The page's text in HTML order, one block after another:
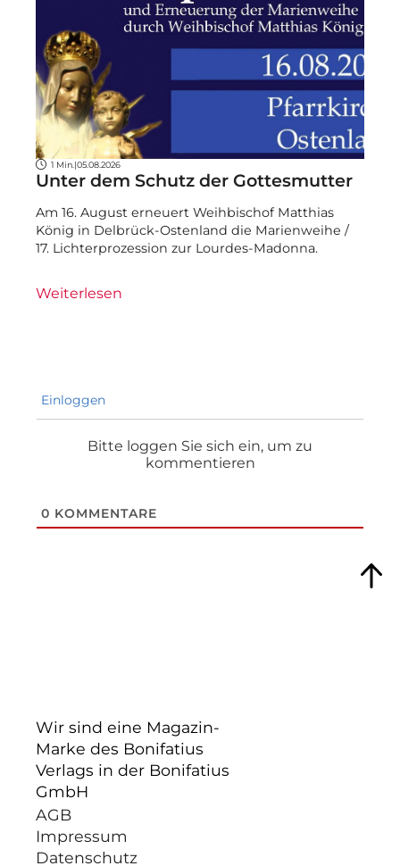
1 Min. |05.08.2026
Unter dem Schutz der Gottesmutter
Am 16. August erneuert Weihbischof Matthias
König in Delbrück-Ostenland die Marienweihe /
17. Lichterprozession zur Lourdes-Madonna.
Weiterlesen
Einloggen
Bitte loggen Sie sich ein, um zu
kommentieren
0 KOMMENTARE
Wir sind eine Magazin-
Marke des Bonifatius
Verlags in der Bonifatius
GmbH
AGB
Impressum
Datenschutz